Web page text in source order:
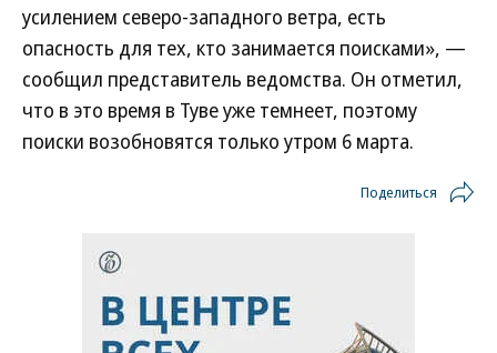
усилением северо-западного ветра, есть
опасность для тех, кто занимается поисками», —
сообщил представитель ведомства. Он отметил,
что в это время в Туве уже темнеет, поэтому
поиски возобновятся только утром 6 марта.
Поделиться